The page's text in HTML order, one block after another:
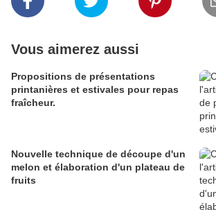
Vous aimerez aussi
Propositions de présentations
printanières et estivales pour repas
fraîcheur.
Nouvelle technique de découpe d'un
melon et élaboration d'un plateau de
fruits